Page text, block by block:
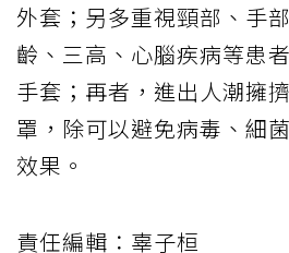
外套；另多重視頸部、手
齡、三高、心腦疾病等患
手套；再者，進出人潮擁
罩，除可以避免病毒、細
效果。
責任編輯：辜子桓